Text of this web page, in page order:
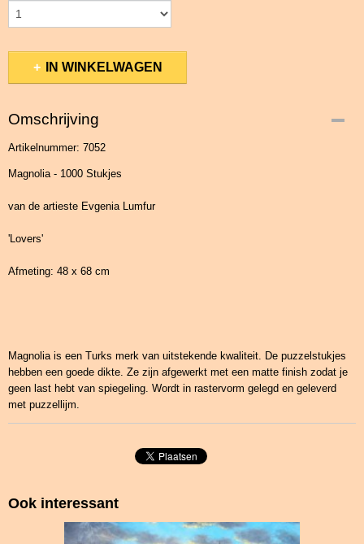
IN WINKELWAGEN
Omschrijving
Artikelnummer: 7052
Magnolia - 1000 Stukjes
van de artieste Evgenia Lumfur
'Lovers'
Afmeting: 48 x 68 cm
Magnolia is een Turks merk van uitstekende kwaliteit. De puzzelstukjes
hebben een goede dikte. Ze zijn afgewerkt met een matte finish zodat je
geen last hebt van spiegeling. Wordt in rastervorm gelegd en geleverd
met puzzellijm.
Ook interessant